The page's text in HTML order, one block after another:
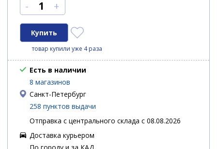
- +
товар купили уже 4 раза
Есть в наличии
8 магазинов
Санкт-Петербург
258 пунктов выдачи
Отправка с центрального склада с 08.08.2026
Доставка курьером
По городу и за КАД